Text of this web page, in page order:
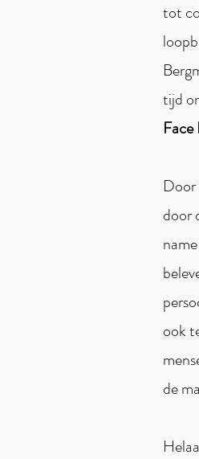
tot
tijd
Door
door
ook
de